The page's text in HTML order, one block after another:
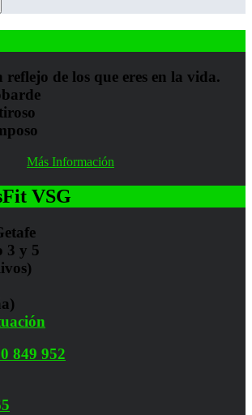
reflejo de los que eres en la vida.
Más Información
VSG
3 y 5
849 952